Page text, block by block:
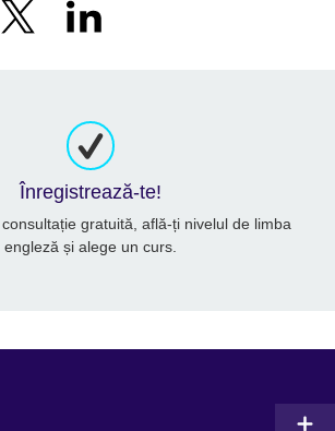
Înregistrează-te!
gratuită, află-ți nivelul de limba
engleză și alege un curs.